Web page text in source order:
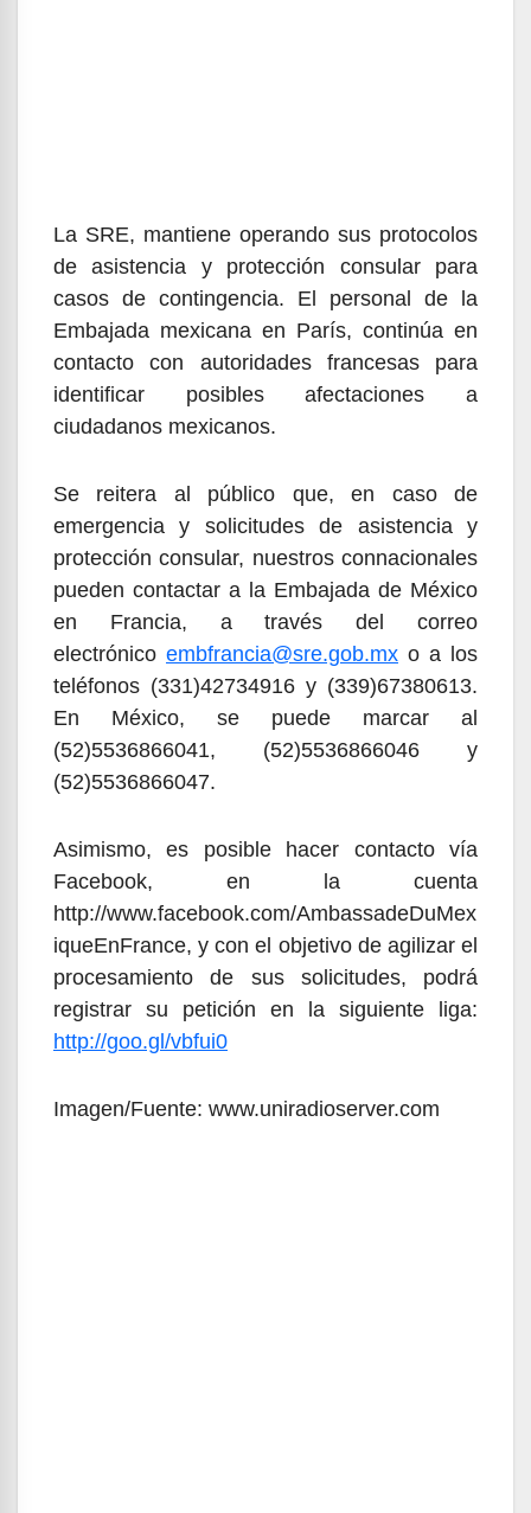
La SRE, mantiene operando sus protocolos
de asistencia y protección consular para
casos de contingencia. El personal de la
Embajada mexicana en París, continúa en
contacto con autoridades francesas para
identificar posibles afectaciones a
ciudadanos mexicanos.
Se reitera al público que, en caso de
emergencia y solicitudes de asistencia y
protección consular, nuestros connacionales
pueden contactar a la Embajada de México
en Francia, a través del correo
electrónico embfrancia@sre.gob.mx o a los
teléfonos (331)42734916 y (339)67380613.
En México, se puede marcar al
(52)5536866041, (52)5536866046 y
(52)5536866047.
Asimismo, es posible hacer contacto vía
Facebook, en la cuenta
http://www.facebook.com/AmbassadeDuMex
iqueEnFrance, y con el objetivo de agilizar el
procesamiento de sus solicitudes, podrá
registrar su petición en la siguiente liga:
http://goo.gl/vbfui0
Imagen/Fuente: www.uniradioserver.com